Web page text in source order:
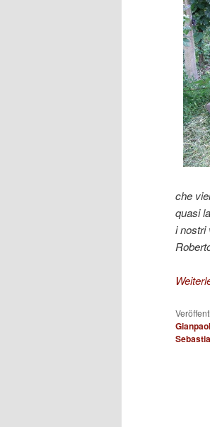
che
quasi
i nostri